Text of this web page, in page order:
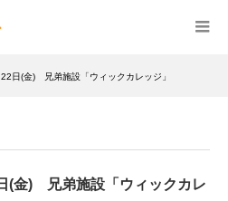
日(金) 兄弟施設「ウィックカレッジ」
(金) 兄弟施設「ウィックカレ